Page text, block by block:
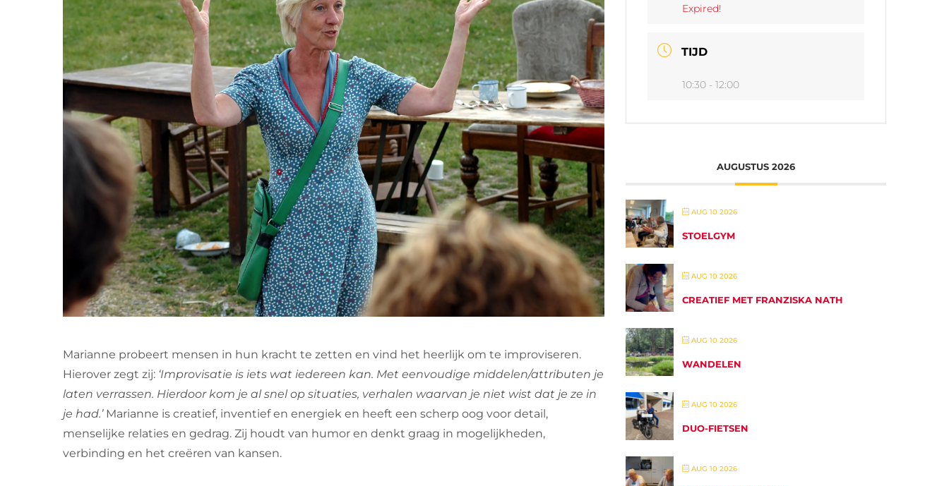
Marianne probeert mensen in hun kracht te zetten en vind het heerlijk om te improviseren.
Hierover zegt zij: ‘Improvisatie is iets wat iedereen kan. Met eenvoudige middelen/attributen je
laten verrassen. Hierdoor kom je al snel op situaties, verhalen waarvan je niet wist dat je ze in
je had.’Marianne is creatief, inventief en energiek en heeft een scherp oog voor detail,
menselijke relaties en gedrag. Zij houdt van humor en denkt graag in mogelijkheden,
verbinding en het creëren van kansen.
Expired!
TIJD
10:30 - 12:00
AUGUSTUS 2026
AUG 10 2026
STOELGYM
AUG 10 2026
CREATIEF MET FRANZISKA NATH
AUG 10 2026
WANDELEN
AUG 10 2026
DUO-FIETSEN
AUG 10 2026